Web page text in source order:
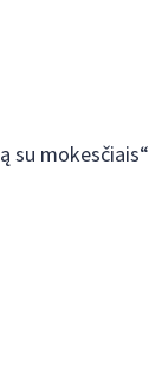
su mokesčiais“